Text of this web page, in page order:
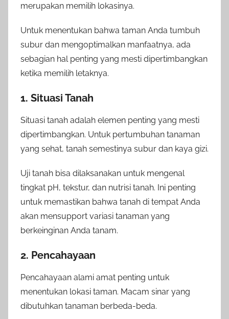
merupakan memilih lokasinya.
Untuk menentukan bahwa taman Anda tumbuh
subur dan mengoptimalkan manfaatnya, ada
sebagian hal penting yang mesti dipertimbangkan
ketika memilih letaknya.
1. Situasi Tanah
Situasi tanah adalah elemen penting yang mesti
dipertimbangkan. Untuk pertumbuhan tanaman
yang sehat, tanah semestinya subur dan kaya gizi.
Uji tanah bisa dilaksanakan untuk mengenal
tingkat pH, tekstur, dan nutrisi tanah. Ini penting
untuk memastikan bahwa tanah di tempat Anda
akan mensupport variasi tanaman yang
berkeinginan Anda tanam.
2. Pencahayaan
Pencahayaan alami amat penting untuk
menentukan lokasi taman. Macam sinar yang
dibutuhkan tanaman berbeda-beda.